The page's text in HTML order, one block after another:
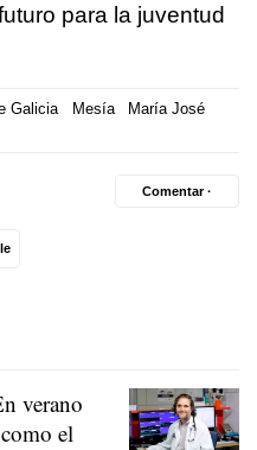
para la juventud
Galicia Mesía
María José
Comentar ·
verano
el